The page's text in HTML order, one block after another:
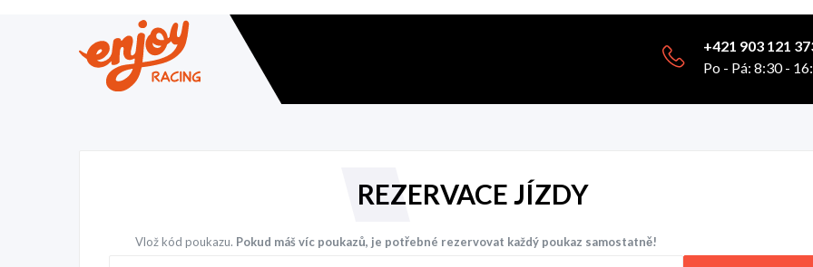
+421 903 121
Po - Pá: 8:30 -
REZERVACE JÍZDY
Vlož kód poukazu. Pokud máš víc poukazů, je potřebné rezervovat každý poukaz samostatně!